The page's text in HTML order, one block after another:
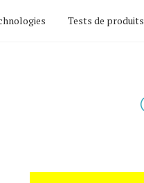
Tests de produits